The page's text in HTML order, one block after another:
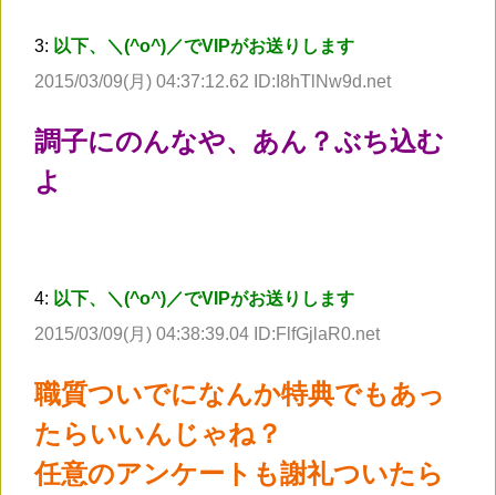
3: 以下、＼(^o^)／でVIPがお送りします
2015/03/09(月) 04:37:12.62 ID:I8hTlNw9d.net
調子にのんなや、あん？ぶち込む
よ
4: 以下、＼(^o^)／でVIPがお送りします
2015/03/09(月) 04:38:39.04 ID:FlfGjlaR0.net
職質ついでになんか特典でもあっ
たらいいんじゃね？
任意のアンケートも謝礼ついたら